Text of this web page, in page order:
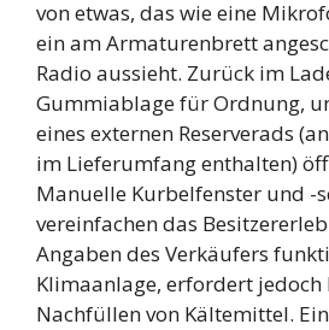
von etwas, das wie eine
ein am Armaturenbrett
Radio aussieht. Zurück im
Gummiablage für Ordnung,
eines externen Reserverads
im Lieferumfang enthalten)
Manuelle Kurbelfenster und -
vereinfachen das
Angaben des Verkäufers
Klimaanlage, erfordert jedoch
Nachfüllen von Kältemittel.